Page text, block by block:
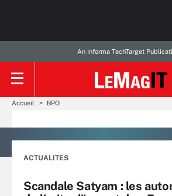
An Informa TechTarget
Accueil BPO
ACTUALITES
Scandale Satyam : les